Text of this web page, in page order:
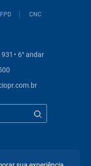
IFPD CNC
• 6° andar